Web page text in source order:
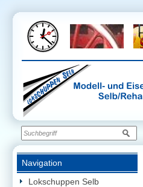
Navigation
Lokschuppen Selb